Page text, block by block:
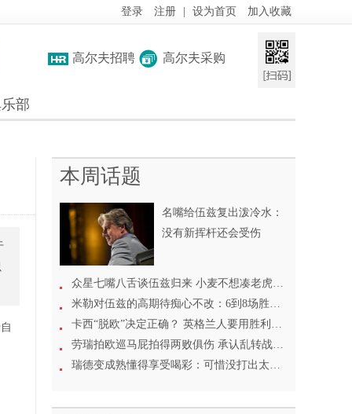
登录 注册 设为首页 加入收藏
高尔夫招聘 高尔夫采购
部
本周话题
名嘴给伍兹复出泼冷水：
没有新挥杆还会受伤
众星七嘴八舌谈伍兹归来 小麦不想凑老虎热闹
米勒对伍兹的高期待痴心不改：6到8场胜利没问题
卡西“脱欧”决定正确？ 英格兰人要用胜利来证明
劳瑞拍欧巡马屁拍得两败俱伤 承认乱转战线遭反噬
瑞德变成熟懂得享受喝彩：可惜没打出太多精彩球